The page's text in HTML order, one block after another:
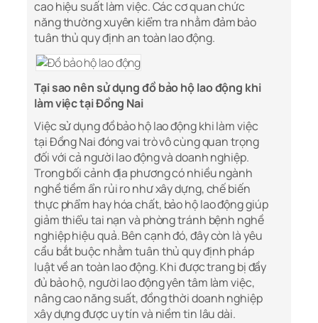
cao hiệu suất làm việc. Các cơ quan chức
năng thường xuyên kiểm tra nhằm đảm bảo
tuân thủ quy định an toàn lao động.
Tại sao nên sử dụng đồ bảo hộ lao động khi
làm việc tại Đồng Nai
Việc sử dụng đồ bảo hộ lao động khi làm việc
tại Đồng Nai đóng vai trò vô cùng quan trọng
đối với cả người lao động và doanh nghiệp.
Trong bối cảnh địa phương có nhiều ngành
nghề tiềm ẩn rủi ro như xây dựng, chế biến
thực phẩm hay hóa chất, bảo hộ lao động giúp
giảm thiểu tai nạn và phòng tránh bệnh nghề
nghiệp hiệu quả. Bên cạnh đó, đây còn là yêu
cầu bắt buộc nhằm tuân thủ quy định pháp
luật về an toàn lao động. Khi được trang bị đầy
đủ bảo hộ, người lao động yên tâm làm việc,
nâng cao năng suất, đồng thời doanh nghiệp
xây dựng được uy tín và niềm tin lâu dài.